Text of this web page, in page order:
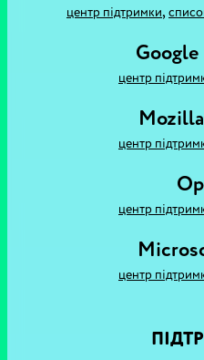
центр підтримки,
центр
центр
центр
центр